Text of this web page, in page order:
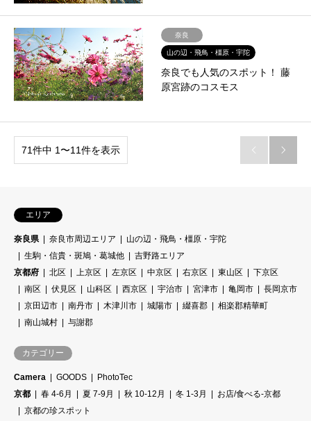
奈良
山の辺・飛鳥・橿原・宇陀
奈良でも人気のスポット！ 藤
原宮跡のコスモス
71件中 1〜11件を表示  
エリア
奈良県 奈良市周辺エリア
山の辺・飛鳥・橿原・宇陀
生駒・信貴・斑鳩・葛城他
吉野路エリア
京都府
北区 上京区 左京区 中京区 右京区 東山区
下京区
南区
伏見区 山科区 西京区 宇治市 宮津市 亀岡市
長岡京市
京田辺市
南丹市 木津川市 城陽市 綴喜郡
相楽郡精華町
南山城村
与謝郡
カテゴリー
Camera GOODS
PhotoTec
京都
春 4-6月 夏 7-9月 秋 10-12月 冬 1-3月
お店/食べる-京都
京都の珍スポット